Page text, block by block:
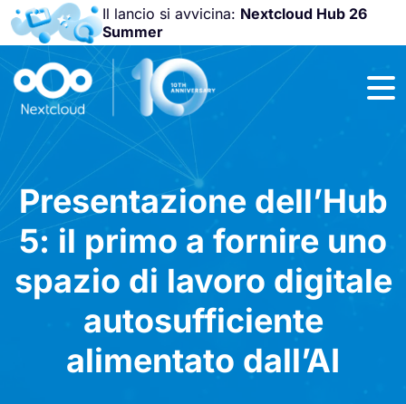
Il lancio si avvicina: Nextcloud Hub 26
Summer
Unisciti a noi
Nextcloud
Presentazione dell’Hub
5: il primo a fornire uno
spazio di lavoro digitale
autosufficiente
alimentato dall’AI